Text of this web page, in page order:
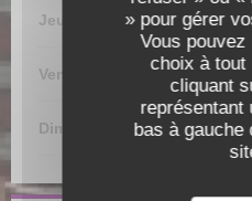
» pour gérer
Vous
choix à tout
cliquant
représentant
bas à gauche
Jeudi
Ven
Dimanche